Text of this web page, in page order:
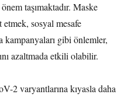
taşımaktadır. Maske
sosyal mesafe
kampanyaları gibi önlemler,
azaltmada etkili olabilir.
2 varyantlarına kıyasla daha